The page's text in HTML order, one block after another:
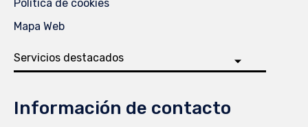
Política de cookies
Mapa Web
Información de contacto